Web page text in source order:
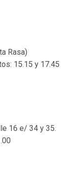
Rasa)
15.15 y 17.45
16 e/ 34 y 35.